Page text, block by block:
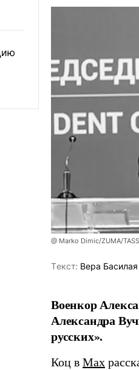
@ Marko Dimic/ZUMA/TASS
Tекст: Вера Басилая
Военкор
Александра
русских».
Коц в Мах